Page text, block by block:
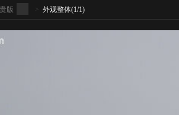
版 > 外观整体(1/1)